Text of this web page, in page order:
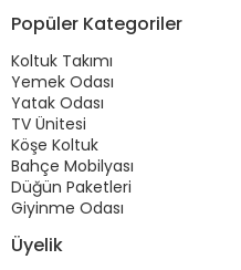
Popüler Kategoriler
Koltuk Takımı
Yemek Odası
Yatak Odası
TV Ünitesi
Köşe Koltuk
Bahçe Mobilyası
Düğün Paketleri
Giyinme Odası
Üyelik